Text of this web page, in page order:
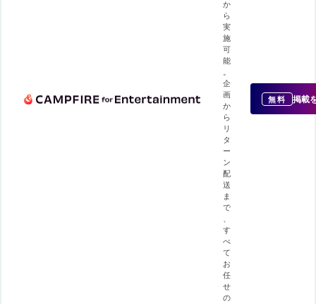
か
ら
実
施
可
能
。
企
画
か
ら
リ
タ
ー
ン
配
送
ま
で
、
す
べ
て
お
任
せ
の
無料 掲載